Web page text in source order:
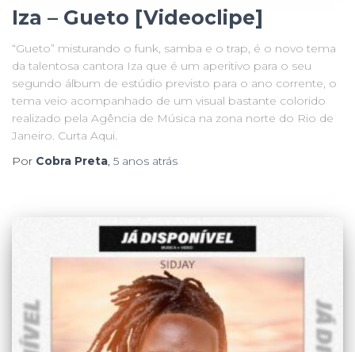
Iza – Gueto [Videoclipe]
“Gueto” misturando o funk, samba e o trap, é o novo tema
da talentosa cantora Iza que é um aperitivo para o seu
segundo álbum de estúdio previsto para o ano corrente, o
tema veio acompanhado de um visual bastante colorido
realizado pela Agência de Música na zona norte do Rio de
Janeiro. Curta Aqui.
Por Cobra Preta, 5 anos atrás